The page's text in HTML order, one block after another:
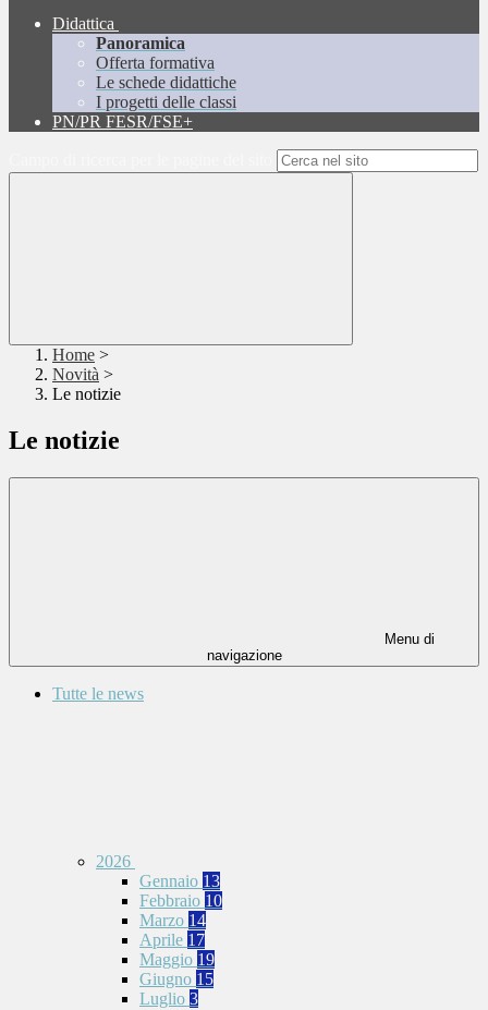
Didattica
Panoramica
Offerta formativa
Le schede didattiche
I progetti delle classi
PN/PR FESR/FSE+
Home >
Novità >
Le notizie
Le notizie
Menu di
navigazione
Tutte le news
2026
Gennaio 13
Febbraio 10
Marzo 14
Aprile 17
Maggio 19
Giugno 15
Luglio 3